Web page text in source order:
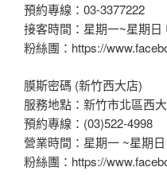
預約專線：03-3377222
接客時間：星期一~星期日
粉絲團：https://
膜斯密碼 (新竹西大店)
服務地點：新竹市北區西
預約專線：(03)522-4998
營業時間：星期一 ~星期
粉絲團：https://